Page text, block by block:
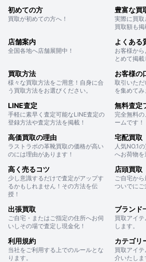
初めての方
買取が初めての方へ！
豊富な買
実際に買
買取額も掲
店舗案内
全国各地へ店舗展開中！
よくある
お客様か
とめて掲載
買取方法
様々な買取方法をご用意！自身に合
う買取方法をお選びください。
お客様の
取引いただ
を集めてみ
LINE査定
手軽に素早く査定可能なLINE査定の
登録方法や査定方法を掲載！
無料査定
完全無料の
ームです！
高価買取の理由
ラストラボの革靴買取の価格が高い
のには理由があります！
宅配買取
人気NO.1
へお荷物を
高く売るコツ
少し意識するだけで査定がアップす
るかもしれません！その方法を伝
授！
店頭買取
ご自宅か
ついでにご
出張買取
ご自宅・またはご指定の住所へお伺
いしその場で査定し現金化！
ブランド
買取アイ
します。
利用規約
当社をご利用する上でのルールとな
ります。
カテゴリ
買取アイ
介いたしま